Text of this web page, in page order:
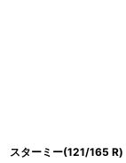
スターミー(121/165 R)